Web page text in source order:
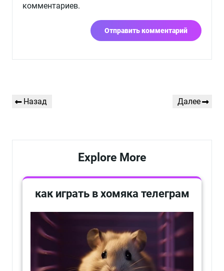
комментариев.
Навигация
Предыдущая
Назад
Следующая
Далее
Explore More
как играть в хомяка телеграм